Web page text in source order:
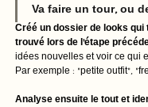
Va faire un tour, ou
Créé un dossier de looks
trouvé lors de l'étape
idées nouvelles et voir ce qui
Par exemple : "petite outfit",
Analyse ensuite le tout et